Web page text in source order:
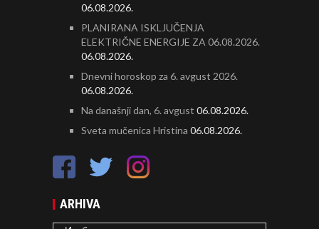
06.08.2026.
PLANIRANA ISKLJUČENJA
ELEKTRIČNE ENERGIJE ZA 06.08.2026.
06.08.2026.
Dnevni horoskop za 6. avgust 2026.
06.08.2026.
Na današnji dan, 6. avgust 06.08.2026.
Sveta mučenica Hristina 06.08.2026.
ARHIVA